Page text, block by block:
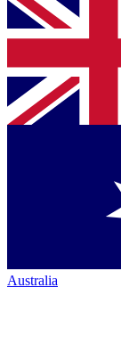
Australia